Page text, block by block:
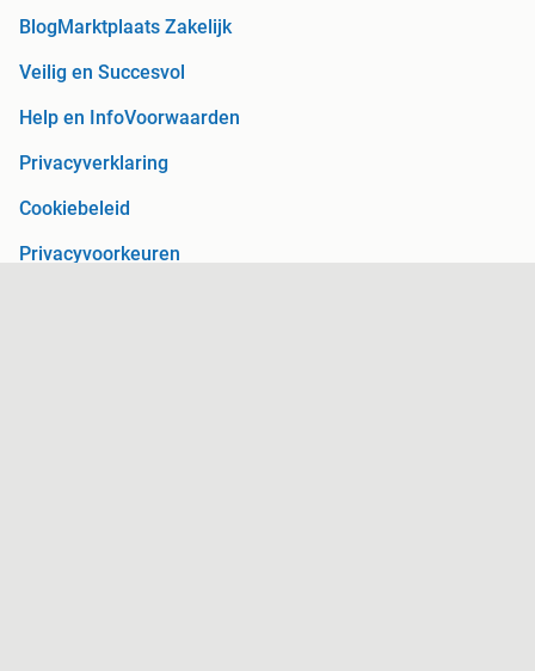
BlogMarktplaats Zakelijk
Veilig en Succesvol
Help en InfoVoorwaarden
Privacyverklaring
Cookiebeleid
Privacyvoorkeuren